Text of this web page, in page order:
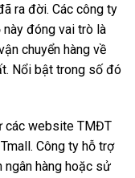
ra đời. Các công ty
này đóng vai trò là
chuyển hàng về
Nổi bật trong số đó
các website TMĐT
Công ty hỗ trợ
ngân hàng hoặc sử